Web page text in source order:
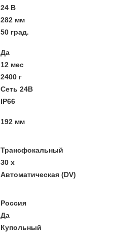
24 В
282 мм
50 град.
Да
12 мес
2400 г
Сеть 24В
IP66
192 мм
Трансфокальный
30 х
Автоматическая (DV)
Россия
Да
Купольный